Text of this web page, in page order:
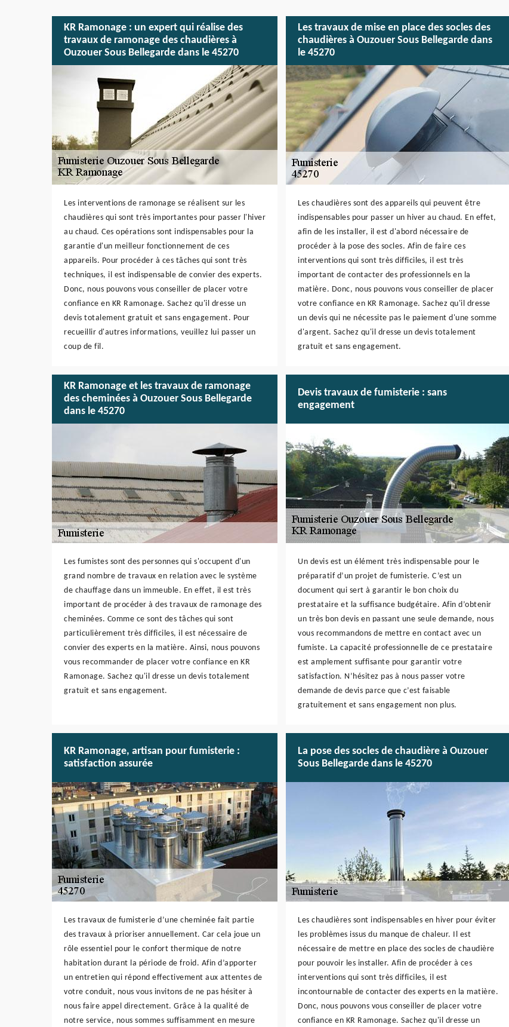
KR Ramonage : un expert qui réalise des
travaux de ramonage des chaudières à
Ouzouer Sous Bellegarde dans le 45270
Les interventions de ramonage se réalisent sur les
chaudières qui sont très importantes pour passer l'hiver
au chaud. Ces opérations sont indispensables pour la
garantie d'un meilleur fonctionnement de ces
appareils. Pour procéder à ces tâches qui sont très
techniques, il est indispensable de convier des experts.
Donc, nous pouvons vous conseiller de placer votre
confiance en KR Ramonage. Sachez qu'il dresse un
devis totalement gratuit et sans engagement. Pour
recueillir d'autres informations, veuillez lui passer un
coup de fil.
Les travaux de mise en place des socles des
chaudières à Ouzouer Sous Bellegarde dans
le 45270
Les chaudières sont des appareils qui peuvent être
indispensables pour passer un hiver au chaud. En effet,
afin de les installer, il est d'abord nécessaire de
procéder à la pose des socles. Afin de faire ces
interventions qui sont très difficiles, il est très
important de contacter des professionnels en la
matière. Donc, nous pouvons vous conseiller de placer
votre confiance en KR Ramonage. Sachez qu'il dresse
un devis qui ne nécessite pas le paiement d'une somme
d'argent. Sachez qu'il dresse un devis totalement
gratuit et sans engagement.
KR Ramonage et les travaux de ramonage
des cheminées à Ouzouer Sous Bellegarde
dans le 45270
Les fumistes sont des personnes qui s'occupent d'un
grand nombre de travaux en relation avec le système
de chauffage dans un immeuble. En effet, il est très
important de procéder à des travaux de ramonage des
cheminées. Comme ce sont des tâches qui sont
particulièrement très difficiles, il est nécessaire de
convier des experts en la matière. Ainsi, nous pouvons
vous recommander de placer votre confiance en KR
Ramonage. Sachez qu'il dresse un devis totalement
gratuit et sans engagement.
Devis travaux de fumisterie : sans
engagement
Un devis est un élément très indispensable pour le
préparatif d’un projet de fumisterie. C’est un
document qui sert à garantir le bon choix du
prestataire et la suffisance budgétaire. Afin d’obtenir
un très bon devis en passant une seule demande, nous
vous recommandons de mettre en contact avec un
fumiste. La capacité professionnelle de ce prestataire
est amplement suffisante pour garantir votre
satisfaction. N’hésitez pas à nous passer votre
demande de devis parce que c’est faisable
gratuitement et sans engagement non plus.
KR Ramonage, artisan pour fumisterie :
satisfaction assurée
Les travaux de fumisterie d’une cheminée fait partie
des travaux à prioriser annuellement. Car cela joue un
rôle essentiel pour le confort thermique de notre
habitation durant la période de froid. Afin d’apporter
un entretien qui répond effectivement aux attentes de
votre conduit, nous vous invitons de ne pas hésiter à
nous faire appel directement. Grâce à la qualité de
notre service, nous sommes suffisamment en mesure
La pose des socles de chaudière à Ouzouer
Sous Bellegarde dans le 45270
Les chaudières sont indispensables en hiver pour éviter
les problèmes issus du manque de chaleur. Il est
nécessaire de mettre en place des socles de chaudière
pour pouvoir les installer. Afin de procéder à ces
interventions qui sont très difficiles, il est
incontournable de contacter des experts en la matière.
Donc, nous pouvons vous conseiller de placer votre
confiance en KR Ramonage. Sachez qu'il dresse un